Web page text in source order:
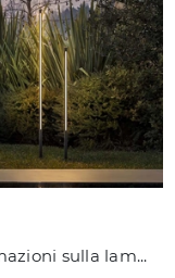
Lampade da esterni: ottieni informazioni sulla lampada Jedi in metallo che ti consigliamo.